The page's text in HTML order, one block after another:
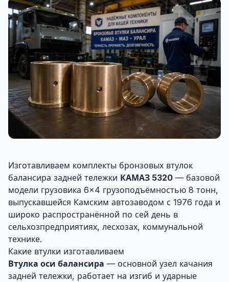
Изготавливаем комплекты бронзовых втулок
балансира задней тележки КАМАЗ 5320 — базовой
модели грузовика 6×4 грузоподъёмностью 8 тонн,
выпускавшейся Камским автозаводом с 1976 года и
широко распространённой по сей день в
сельхозпредприятиях, лесхозах, коммунальной
технике.
Какие втулки изготавливаем
Втулка оси балансира — основной узел качания
задней тележки, работает на изгиб и ударные